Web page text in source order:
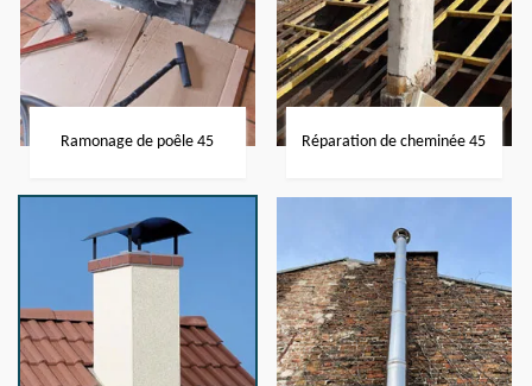
Ramonage de poêle 45 Réparation de cheminée 45